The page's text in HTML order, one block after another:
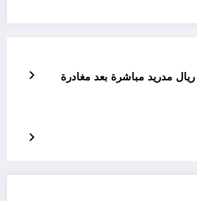
سيغادر ريال مدريد مباشرة بعد مغادرة